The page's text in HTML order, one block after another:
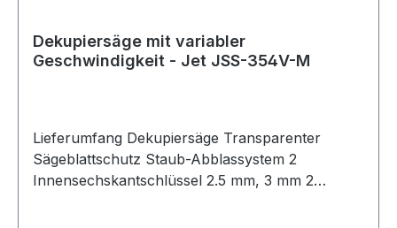
Dekupiersäge mit variabler
Geschwindigkeit - Jet JSS-354V-M
Lieferumfang Dekupiersäge Transparenter
Sägeblattschutz Staub-Abblassystem 2
Innensechskantschlüssel 2.5 mm, 3 mm 2